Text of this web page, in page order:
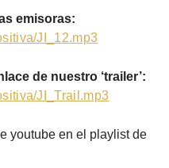
emisoras:
JI_12.mp3
de nuestro ‘trailer’:
JI_Trail.mp3
youtube en el playlist de